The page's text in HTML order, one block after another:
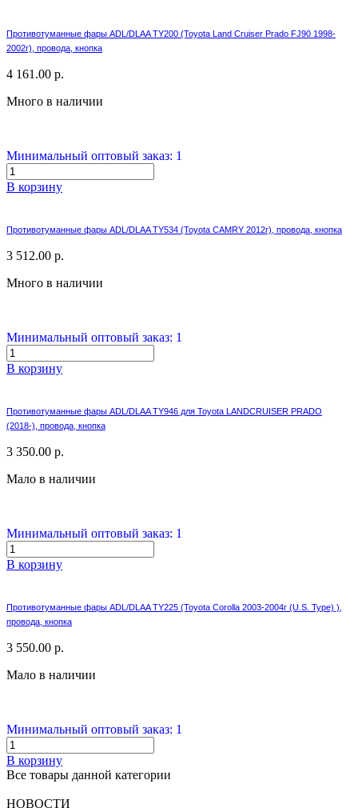
Противотуманные фары ADL/DLAA TY200 (Toyota Land Cruiser Prado FJ90 1998-
2002г), провода, кнопка
4 161.00 р.
Много в наличии
Минимальный оптовый заказ: 1
В корзину
Противотуманные фары ADL/DLAA TY534 (Toyota CAMRY 2012г), провода, кнопка
3 512.00 р.
Много в наличии
Минимальный оптовый заказ: 1
В корзину
Противотуманные фары ADL/DLAA TY946 для Toyota LANDCRUISER PRADO
(2018-), провода, кнопка
3 350.00 р.
Мало в наличии
Минимальный оптовый заказ: 1
В корзину
Противотуманные фары ADL/DLAA TY225 (Toyota Corolla 2003-2004г (U.S. Type) ),
провода, кнопка
3 550.00 р.
Мало в наличии
Минимальный оптовый заказ: 1
В корзину
Все товары данной категории
НОВОСТИ